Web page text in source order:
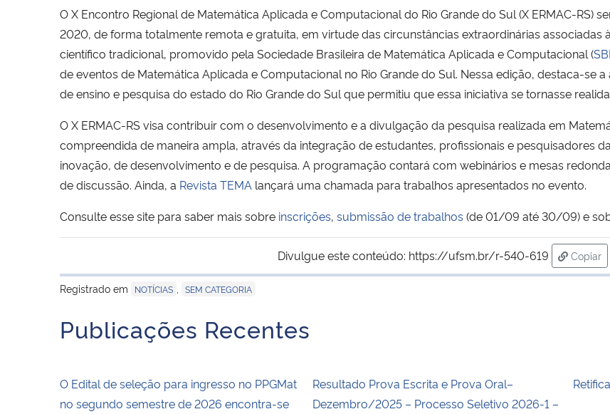
O X Encontro Regional de Matemática Aplicada e Computacional do Rio Grande do Sul (X ERMAC-RS)
2020, de forma totalmente remota e gratuita, em virtude das circunstâncias extraordinárias associadas
científico tradicional, promovido pela Sociedade Brasileira de Matemática Aplicada e Computacional (
de eventos de Matemática Aplicada e Computacional no Rio Grande do Sul. Nessa edição, destaca-se
de ensino e pesquisa do estado do Rio Grande do Sul que permitiu que essa iniciativa se tornasse
O X ERMAC-RS visa contribuir com o desenvolvimento e a divulgação da pesquisa realizada em
compreendida de maneira ampla, através da integração de estudantes, profissionais e pesquisadores
inovação, de desenvolvimento e de pesquisa. A programação contará com webinários e mesas
de discussão. Ainda, a Revista TEMA lançará uma chamada para trabalhos apresentados no evento.
Consulte esse site para saber mais sobre inscrições, submissão de trabalhos (de 01/09 até 30/09) e
Divulgue este conteúdo: https://ufsm.br/r-540-619
Copiar
para
Registrado em
NOTÍCIAS SEM CATEGORIA
Publicações Recentes
O Edital de seleção para ingresso no PPGMat
no segundo semestre de 2026 encontra-se
Resultado Prova Escrita e Prova Oral–
Dezembro/2025 – Processo Seletivo 2026-1 –